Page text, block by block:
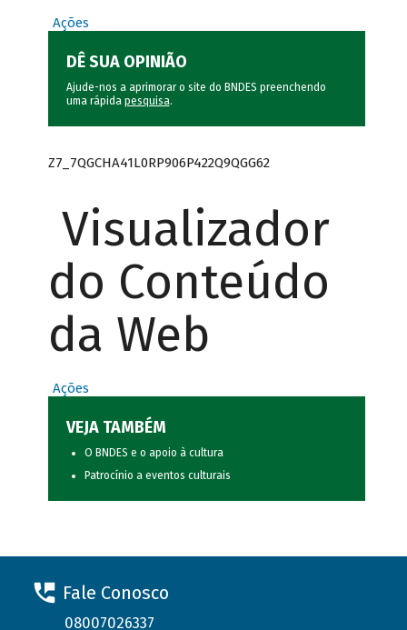
Ações
DÊ SUA OPINIÃO
Ajude-nos a aprimorar o site do BNDES preenchendo
uma rápida pesquisa.
Z7_7QGCHA41L0RP906P422Q9QGG62
Visualizador
do Conteúdo
da Web
Ações
VEJA TAMBÉM
O BNDES e o apoio à cultura
Patrocínio a eventos culturais
Fale Conosco
08007026337